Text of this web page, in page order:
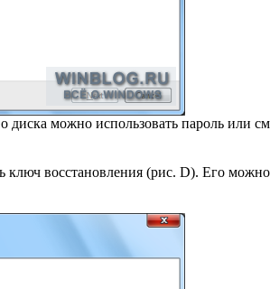
можно использовать пароль или
восстановления (рис. D). Его можно